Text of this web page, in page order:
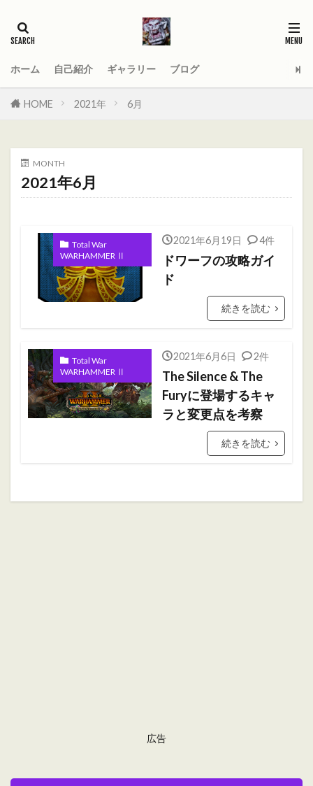
ホーム 自己紹介 ギャラリー ブログ
HOME 2021年 6月
MONTH
2021年6月
Total War
WARHAMMER Ⅱ
2021年6月19日 4件
ドワーフの攻略ガイ
ド
続きを読む
Total War
WARHAMMER Ⅱ
2021年6月6日 2件
The Silence & The
Furyに登場するキャ
ラと変更点を考察
続きを読む
広告
AGE_OF_SIGMAR
Total War WARHAMMER
Total War WARHAMMER Ⅱ
Warhammer 40
Warhammer 40000
ウォーハンマー
オールドワールド
ガットリッパ
キャセイ
ティーンチ
テキサスチェーンソー
トゥームキング
ドワーフ
パッチノート
ビーストマン
ファレホコン
ミニチュアペイント
初心者
初心者向け 大会
振り返り
攻略ガイド
攻略情報 自作PC